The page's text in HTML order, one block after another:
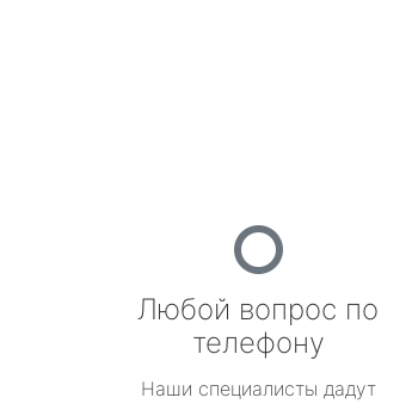
Любой вопрос по
телефону
Наши специалисты дадут